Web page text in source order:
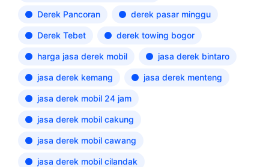
Derek Pancoran derek pasar minggu
Derek Tebet derek towing bogor
harga jasa derek mobil jasa derek bintaro
jasa derek kemang jasa derek menteng
jasa derek mobil 24 jam
jasa derek mobil cakung
jasa derek mobil cawang
jasa derek mobil cilandak